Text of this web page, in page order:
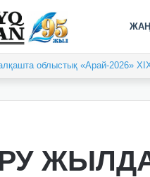
облыстық «Арай-2026»